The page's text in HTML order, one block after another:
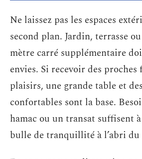
Ne laissez pas les espaces
second plan. Jardin, terrasse
mètre carré supplémentaire
envies. Si recevoir des
plaisirs, une grande table et
confortables sont la base.
hamac ou un transat suffisent
bulle de tranquillité à l’abri